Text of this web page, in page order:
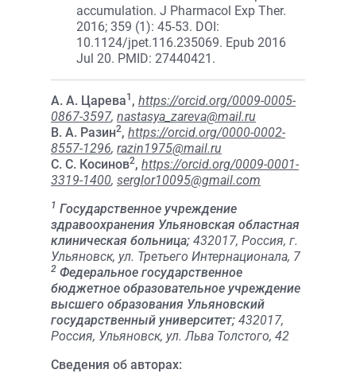
accumulation. J Pharmacol Exp Ther.
2016; 359 (1): 45-53. DOI:
10.1124/jpet.116.235069. Epub 2016
Jul 20. PMID: 27440421.
А. А. Царева1 , https://orcid.org/0009-0005-
0867-3597, nastasya_zareva@mail.ru
В. А. Разин2, https://orcid.org/0000-0002-
8557-1296, razin1975@mail.ru
С. С. Косинов2, https://orcid.org/0009-0001-
3319-1400, serglor10095@gmail.com
1 Государственное учреждение
здравоохранения Ульяновская областная
клиническая больница; 432017, Россия, г.
Ульяновск, ул. Третьего Интернационала, 7
2 Федеральное государственное
бюджетное образовательное учреждение
высшего образования Ульяновский
государственный университет; 432017,
Россия, Ульяновск, ул. Льва Толстого, 42
Сведения об авторах: